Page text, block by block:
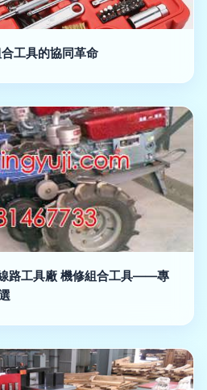
工具的協同革命
路工具廠 機修組合工具——專